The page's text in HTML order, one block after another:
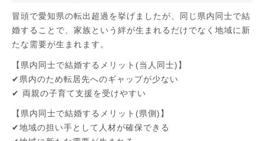
冒頭で愛知県の転出超過を挙げましたが、同じ県内同士で結
婚することで、家族という絆が生まれるだけでなく地域に新
たな需要が生まれます。
【県内同士で結婚するメリット(当人同士)】
✔県内のため転居先へのギャップが少ない
✔ 両親の子育て支援を受けやすい
【県内同士で結婚するメリット(県側)】
✔地域の担い手として人材が確保できる